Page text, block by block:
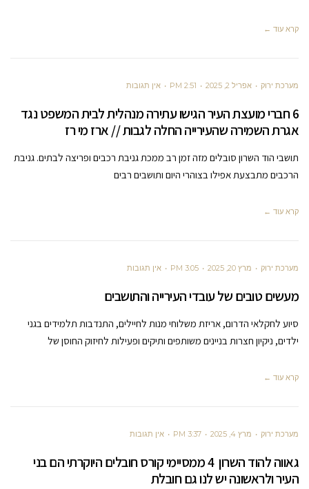
קרא עוד ←
מערכת ירוק אפריל 2, 2025 2:51 PM אין תגובות
6 חברי מועצת העיר הגישו עתירה מנהלית לבית המשפט נגד
אגרת השמירה שהעירייה החלה לגבות // ארז מי רז
תושבי הוד השרון סובלים מזה זמן רב ממכת גניבת רכבים ופריצה לבתים. גניבת
הרכבים מתבצעת אפילו בצוהרי היום ותושבים רבים
קרא עוד ←
מערכת ירוק מרץ 20, 2025 3:05 PM אין תגובות
מעשים טובים של עובדי העירייה והתושבים
סיוע לחקלאי הדרום, אריזת משלוחי מנות לחיילים, התנדבות תלמידים בגני
ילדים, ניקיון חצרות בניינים משותפים ותיקים ופעילות לחיזוק החוסן של
קרא עוד ←
מערכת ירוק מרץ 4, 2025 3:37 PM אין תגובות
גאווה להוד השרון 4 ממסיימי קורס חובלים היוקרתי הם בני
העיר ולראשונה יש לנו גם חובלת